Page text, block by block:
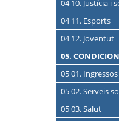
04 10. Justícia i
04 11. Esports
04 12. Joventut
05.
05 01.
05 02. Serveis
05 03. Salut